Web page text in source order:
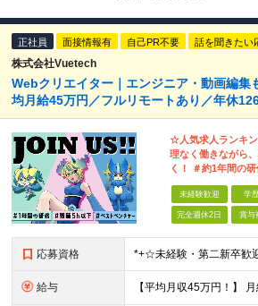
正社員 面接情報有 自己PR不要 話を聞きたい
株式会社Vuetech
Webクリエイター｜エンジニア・動画編
均月給45万円／フルリモートあり／年休
☆人気求人ランキ
理なく働きながら
く！ ＃約1年間の研
未経験歓迎 学
完全週休2日 賞与
応募資格
給与